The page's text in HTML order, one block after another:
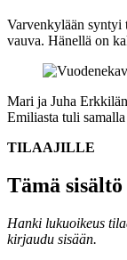
Varvenkylään syntyi
vauva. Hänellä on
Mari ja Juha
Emiliasta tuli
TILAAJILLE
Tämä
Hanki lukuoikeus
kirjaudu sisään.